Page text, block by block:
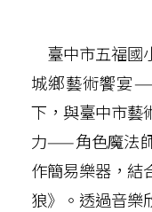
臺中市五福國
城鄉藝術饗宴
下，與臺中市藝
力——角色魔法
作簡易樂器，結
狼》。透過音樂